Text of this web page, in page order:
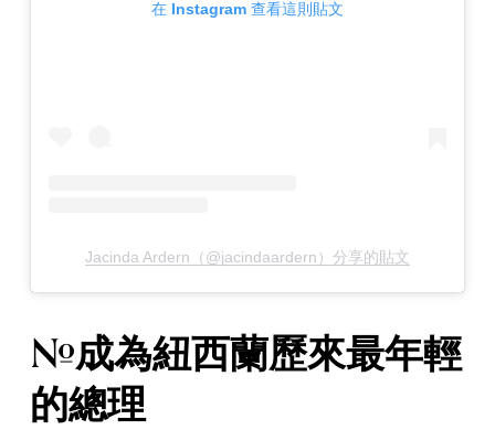
在 Instagram 查看這則貼文
Jacinda Ardern（@jacindaardern）分享的貼文
#成為紐西蘭歷來最年輕
的總理